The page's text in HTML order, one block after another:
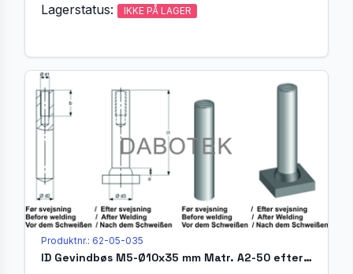
Lagerstatus: IKKE PÅ LAGER
Produktnr.: 62-05-035
ID Gevindbøs M5-Ø10x35 mm Matr. A2-50 efter EN ISO 13918